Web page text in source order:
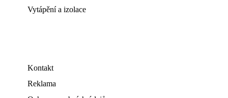
Vytápění a izolace
Kontakt
Reklama